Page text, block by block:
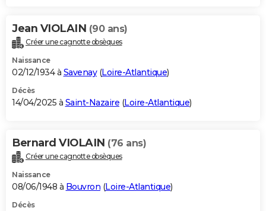
Jean VIOLAIN (90 ans)
Créer une cagnotte obsèques
Naissance
02/12/1934 à Savenay(Loire-Atlantique)
Décès
14/04/2025 à Saint-Nazaire (Loire-Atlantique)
Bernard VIOLAIN (76 ans)
Créer une cagnotte obsèques
Naissance
08/06/1948 à Bouvron (Loire-Atlantique)
Décès